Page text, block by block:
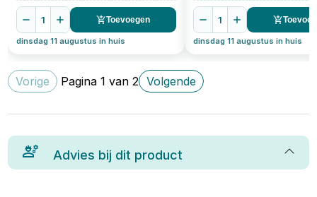
1 Toevoegen
dinsdag 11 augustus in huis
1
dinsdag 11 augustus in huis
Vorige Pagina1 van2 Volgende
Advies bij dit product